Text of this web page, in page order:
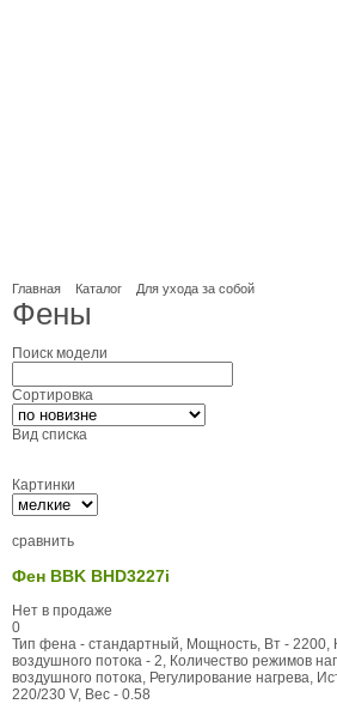
Главная Каталог Для ухода за собой
Фены
Поиск модели
Сортировка
Вид списка
Картинки
сравнить
Фен BBK BHD3227i
Нет в продаже
0
Тип фена - стандартный, Мощность, Вт - 2200,
воздушного потока - 2, Количество режимов
воздушного потока, Регулирование нагрева,
220/230 V, Вес - 0.58